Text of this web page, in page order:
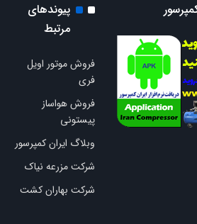
پیوندهای
مرتبط
فروش موتور اویل
فری
فروش هواساز
پیستونی
وبلاگ ایران کمپرسور
شرکت مزرعه نیاک
شرکت بهاران کشت